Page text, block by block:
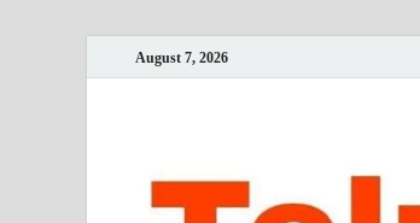
August 7, 2026